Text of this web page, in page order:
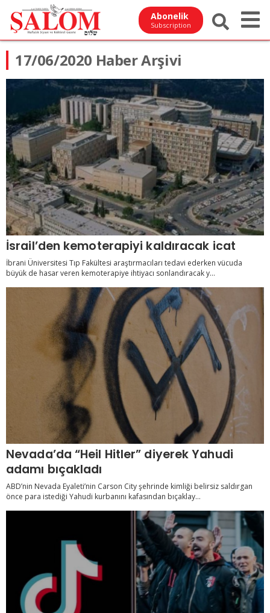
Abonelik
Subscription
17/06/2020 Haber Arşivi
İsrail’den kemoterapiyi kaldıracak icat
İbrani Üniversitesi Tıp Fakültesi araştırmacıları tedavi ederken vücuda
büyük de hasar veren kemoterapiye ihtiyacı sonlandıracak y...
Nevada’da “Heil Hitler” diyerek Yahudi
adamı bıçakladı
ABD’nin Nevada Eyaleti’nin Carson City şehrinde kimliği belirsiz saldırgan
önce para istediği Yahudi kurbanını kafasından bıçaklay...